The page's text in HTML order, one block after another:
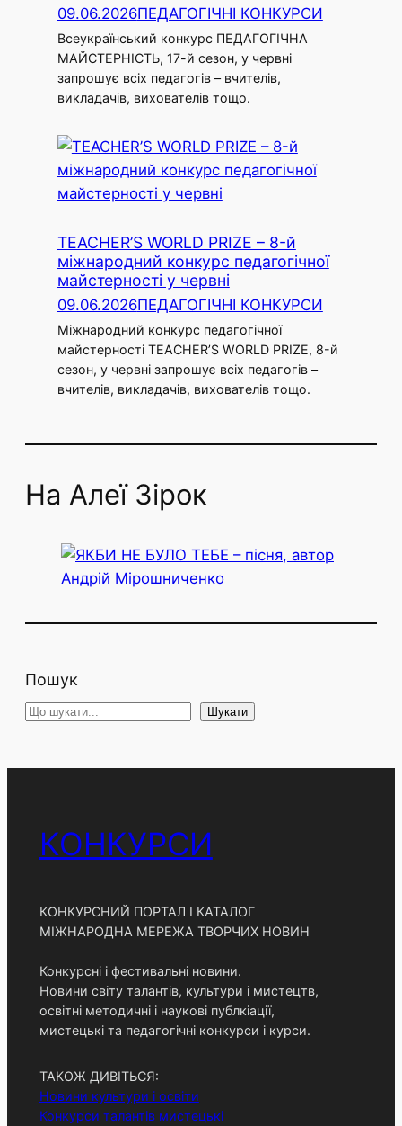
09.06.2026ПЕДАГОГІЧНІ КОНКУРСИ
Всеукраїнський конкурс ПЕДАГОГІЧНА
МАЙСТЕРНІСТЬ, 17-й сезон, у червні
запрошує всіх педагогів – вчителів,
викладачів, вихователів тощо.
TEACHER’S WORLD PRIZE – 8-й
міжнародний конкурс педагогічної
майстерності у червні
09.06.2026ПЕДАГОГІЧНІ КОНКУРСИ
Міжнародний конкурс педагогічної
майстерності TEACHER’S WORLD PRIZE, 8-й
сезон, у червні запрошує всіх педагогів –
вчителів, викладачів, вихователів тощо.
На Алеї Зірок
Пошук
S
Шукати
КОНКУРСИ
КОНКУРСНИЙ ПОРТАЛ І КАТАЛОГ
МІЖНАРОДНА МЕРЕЖА ТВОРЧИХ НОВИН
Конкурсні і фестивальні новини.
Новини світу талантів, культури і мистецтв,
освітні методичні і наукові публкіації,
мистецькі та педагогічні конкурси і курси.
ТАКОЖ ДИВІТЬСЯ:
Новини культури і освіти
Конкурси талантів мистецькі